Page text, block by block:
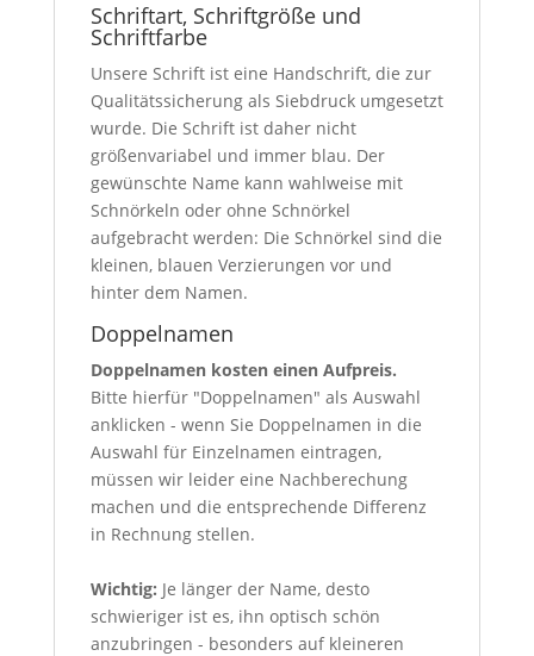
Schriftart, Schriftgröße und
Schriftfarbe
Unsere Schrift ist eine Handschrift, die zur
Qualitätssicherung als Siebdruck umgesetzt
wurde. Die Schrift ist daher nicht
größenvariabel und immer blau. Der
gewünschte Name kann wahlweise mit
Schnörkeln oder ohne Schnörkel
aufgebracht werden: Die Schnörkel sind die
kleinen, blauen Verzierungen vor und
hinter dem Namen.
Doppelnamen
Doppelnamen kosten einen Aufpreis.
Bitte hierfür "Doppelnamen" als Auswahl
anklicken - wenn Sie Doppelnamen in die
Auswahl für Einzelnamen eintragen,
müssen wir leider eine Nachberechung
machen und die entsprechende Differenz
in Rechnung stellen.
Wichtig: Je länger der Name, desto
schwieriger ist es, ihn optisch schön
anzubringen - besonders auf kleineren